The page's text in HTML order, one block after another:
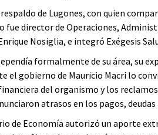
de Lugones, con quien
fue director de Operaciones,
Nosiglia, e integró Exégesis
formalmente de su área, su
el gobierno de Mauricio Macri lo
del organismo y los
atrasos en los pagos,
de Economía autorizó un aporte